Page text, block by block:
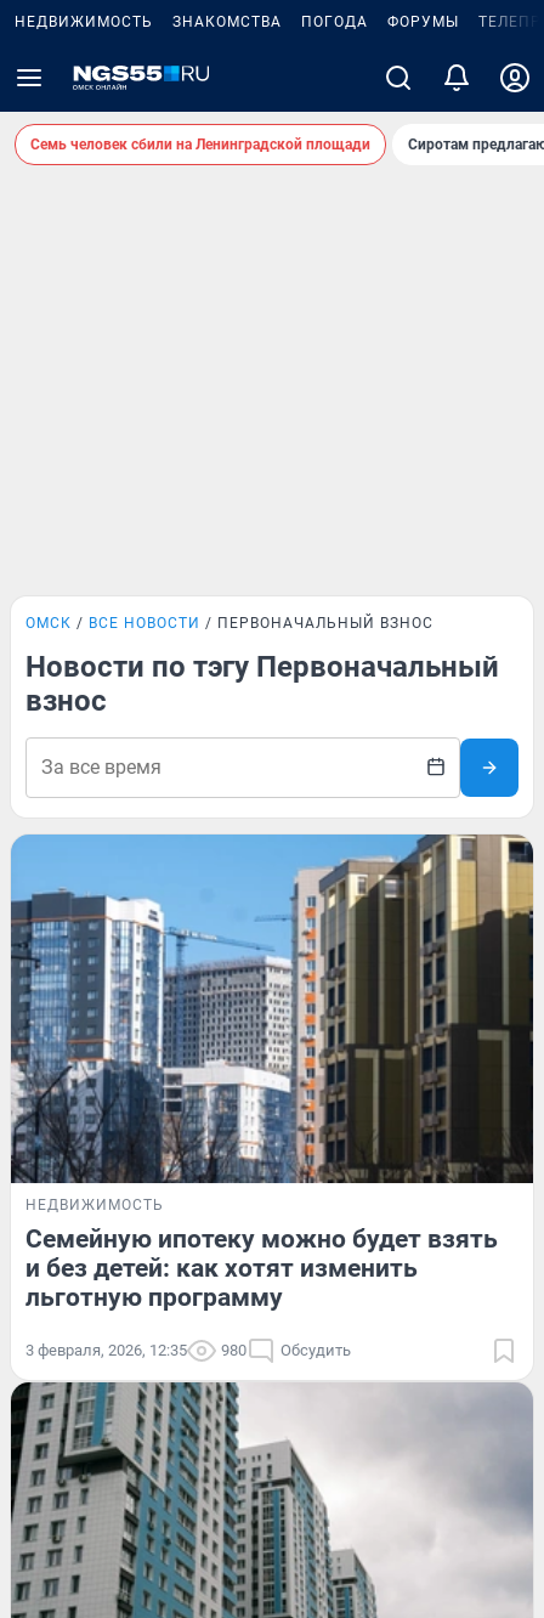
НЕДВИЖИМОСТЬ ЗНАКОМСТВА ПОГОДА ФОРУМЫ
Семь человек сбили на Ленинградской площади Сиротам
ОМСК ВСЕ НОВОСТИ ПЕРВОНАЧАЛЬНЫЙ ВЗНОС
Новости по тэгу Первоначальный
взнос
НЕДВИЖИМОСТЬ
Семейную ипотеку можно будет взять
и без детей: как хотят изменить
льготную программу
3 февраля, 2026, 12:35 980 Обсудить